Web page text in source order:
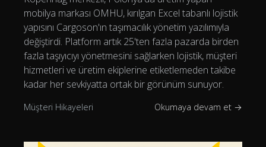
mobilya markası OMHU, kırılgan Excel tabanlı lojistik
yapısını Cargoson'ın taşımacılık yönetim yazılımıyla
değiştirdi. Platform artık 25'ten fazla pazarda birden
fazla taşıyıcıyı yönetmesini sağlarken lojistik, müşteri
hizmetleri ve üretim ekiplerine etiketlemeden takibe
kadar her sevkiyatta ortak bir görünüm sunuyor.
Müşteri Hikayeleri Okumaya devam et →